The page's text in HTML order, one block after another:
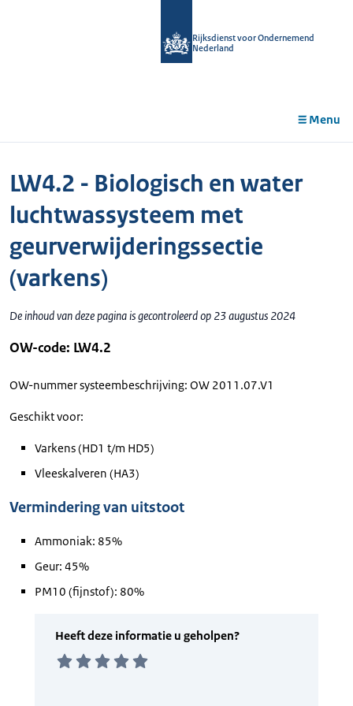
Rijksdienst voor Ondernemend
Nederland
Menu
LW4.2 - Biologisch en water
luchtwassysteem met
geurverwijderingssectie
(varkens)
De inhoud van deze pagina is gecontroleerd op 23 augustus 2024
OW-code: LW4.2
OW-nummer systeembeschrijving: OW 2011.07.V1
Geschikt voor:
Varkens (HD1 t/m HD5)
Vleeskalveren (HA3)
Vermindering van uitstoot
Ammoniak: 85%
Geur: 45%
PM10 (fijnstof): 80%